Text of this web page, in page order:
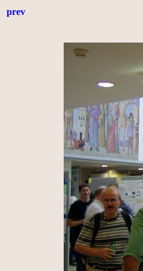
prev